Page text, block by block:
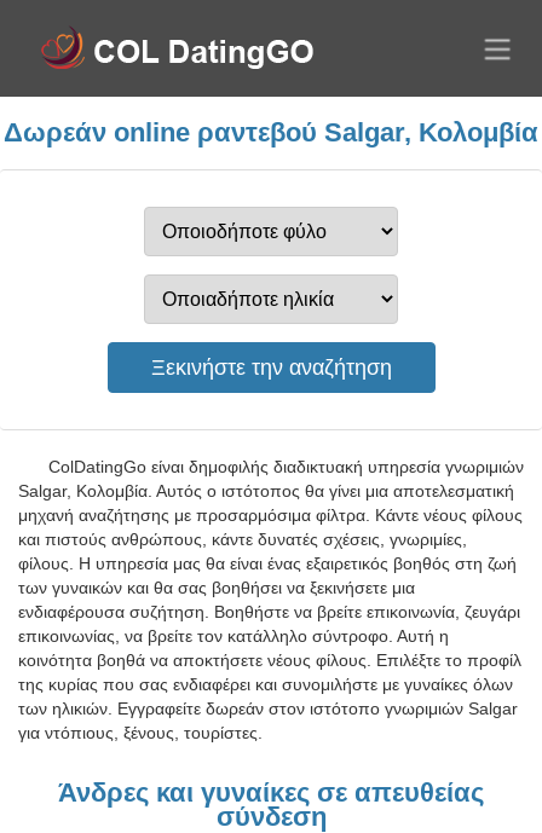
Δωρεάν online ραντεβού Salgar, Κολομβία
ColDatingGo είναι δημοφιλής διαδικτυακή υπηρεσία γνωριμιών
Salgar, Κολομβία. Αυτός ο ιστότοπος θα γίνει μια αποτελεσματική
μηχανή αναζήτησης με προσαρμόσιμα φίλτρα. Κάντε νέους φίλους
και πιστούς ανθρώπους, κάντε δυνατές σχέσεις, γνωριμίες,
φίλους. Η υπηρεσία μας θα είναι ένας εξαιρετικός βοηθός στη ζωή
των γυναικών και θα σας βοηθήσει να ξεκινήσετε μια
ενδιαφέρουσα συζήτηση. Βοηθήστε να βρείτε επικοινωνία, ζευγάρι
επικοινωνίας, να βρείτε τον κατάλληλο σύντροφο. Αυτή η
κοινότητα βοηθά να αποκτήσετε νέους φίλους. Επιλέξτε το προφίλ
της κυρίας που σας ενδιαφέρει και συνομιλήστε με γυναίκες όλων
των ηλικιών. Εγγραφείτε δωρεάν στον ιστότοπο γνωριμιών Salgar
για ντόπιους, ξένους, τουρίστες.
Άνδρες και γυναίκες σε απευθείας
σύνδεση